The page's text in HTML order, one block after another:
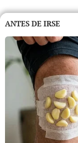
ANTES DE IRSE